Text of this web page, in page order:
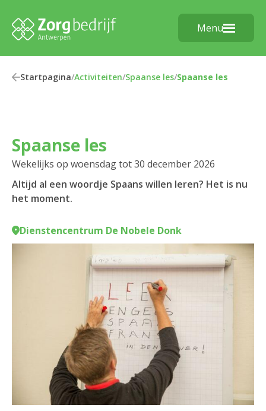
Menu
Startpagina/Activiteiten/Spaanse les/Spaanse les
Spaanse les
Wekelijks op woensdag tot 30 december 2026
Altijd al een woordje Spaans willen leren? Het is nu
het moment.
Dienstencentrum De Nobele Donk